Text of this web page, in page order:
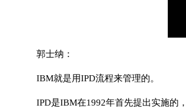
郭士纳：
IBM就是用IPD流程来管理的。
IPD是IBM在1992年首先提出实施的